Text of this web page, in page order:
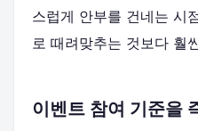
스럽게 안부를 건네는 시
로 때려맞추는 것보다 훨
이벤트 참여 기준을